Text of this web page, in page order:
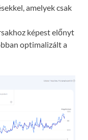
amelyek csak
képest előnyt
optimalizált a